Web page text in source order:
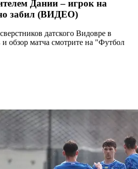
Дании – игрок на
забил (ВИДЕО)
датского Видовре в
обзор матча смотрите на "Футбол